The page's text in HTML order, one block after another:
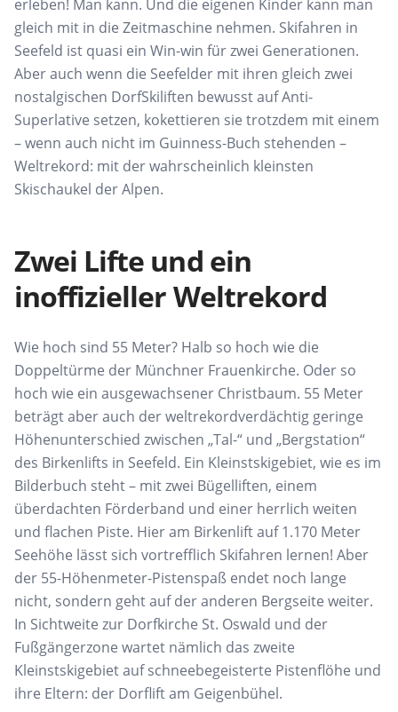
erleben! Man kann. Und die eigenen Kinder kann man
gleich mit in die Zeitmaschine nehmen. Skifahren in
Seefeld ist quasi ein Win-win für zwei Generationen.
Aber auch wenn die Seefelder mit ihren gleich zwei
nostalgischen DorfSkiliften bewusst auf Anti-
Superlative setzen, kokettieren sie trotzdem mit einem
– wenn auch nicht im Guinness-Buch stehenden –
Weltrekord: mit der wahrscheinlich kleinsten
Skischaukel der Alpen.
Zwei Lifte und ein
inoffizieller Weltrekord
Wie hoch sind 55 Meter? Halb so hoch wie die
Doppeltürme der Münchner Frauenkirche. Oder so
hoch wie ein ausgewachsener Christbaum. 55 Meter
beträgt aber auch der weltrekordverdächtig geringe
Höhenunterschied zwischen „Tal-“ und „Bergstation“
des Birkenlifts in Seefeld. Ein Kleinstskigebiet, wie es im
Bilderbuch steht – mit zwei Bügelliften, einem
überdachten Förderband und einer herrlich weiten
und flachen Piste. Hier am Birkenlift auf 1.170 Meter
Seehöhe lässt sich vortrefflich Skifahren lernen! Aber
der 55-Höhenmeter-Pistenspaß endet noch lange
nicht, sondern geht auf der anderen Bergseite weiter.
In Sichtweite zur Dorfkirche St. Oswald und der
Fußgängerzone wartet nämlich das zweite
Kleinstskigebiet auf schneebegeisterte Pistenflöhe und
ihre Eltern: der Dorflift am Geigenbühel.